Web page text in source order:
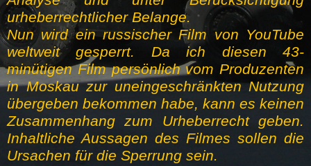
urheberrechtlicher Belange.
Nun wird ein russischer Film von YouTube
weltweit gesperrt. Da ich diesen 43-
minütigen Film persönlich vom Produzenten
in Moskau zur uneingeschränkten Nutzung
übergeben bekommen habe, kann es keinen
Zusammenhang zum Urheberrecht geben.
Inhaltliche Aussagen des Filmes sollen die
Ursachen für die Sperrung sein.